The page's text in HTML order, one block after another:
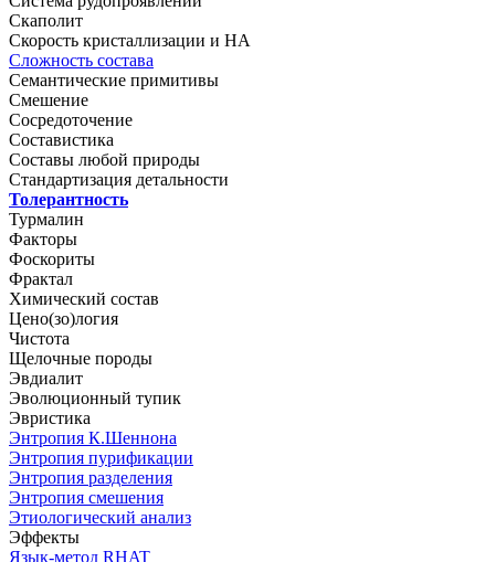
Скаполит
Скорость кристаллизации и НА
Сложность состава
Семантические примитивы
Смешение
Сосредоточение
Составистика
Составы любой природы
Стандартизация детальности
Толерантность
Турмалин
Факторы
Фоскориты
Фрактал
Химический состав
Цено(зо)логия
Чистота
Щелочные породы
Эвдиалит
Эволюционный тупик
Эвристика
Энтропия К.Шеннона
Энтропия пурификации
Энтропия разделения
Энтропия смешения
Этиологический анализ
Эффекты
Язык-метод RHAT